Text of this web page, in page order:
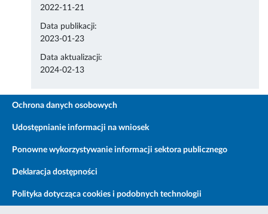
2022-11-21
Data publikacji:
2023-01-23
Data aktualizacji:
2024-02-13
Ochrona danych osobowych
Udostępnianie informacji na wniosek
Ponowne wykorzystywanie informacji sektora publicznego
Deklaracja dostępności
Polityka dotycząca cookies i podobnych technologii